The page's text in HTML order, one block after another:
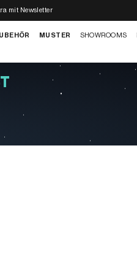
mit Newsletter
MUSTER SHOWROOMS